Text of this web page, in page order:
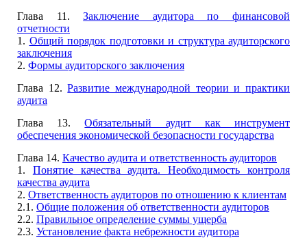
Глава 11.Заключение аудитора по финансовой
отчетности
1. Общий порядок подготовки и структура аудиторского
заключения
2. Формы аудиторского заключения
Глава 12.Развитие международной теории и практики
аудита
Глава 13.Обязательный аудит как инструмент
обеспечения экономической безопасности государства
Глава 14. Качество аудита и ответственность аудиторов
1. Понятие качества аудита. Необходимость контроля
качества аудита
2. Ответственность аудиторов по отношению к клиентам
2.1. Общие положения об ответственности аудиторов
2.2. Правильное определение суммы ущерба
2.3. Установление факта небрежности аудитора